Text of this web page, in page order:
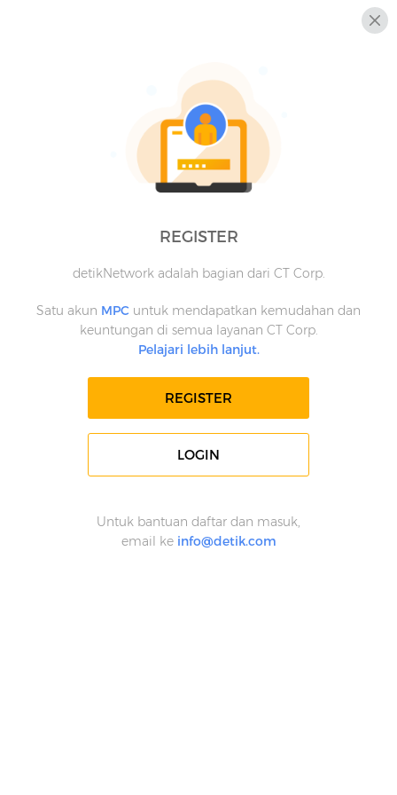
REGISTER
detikNetwork adalah bagian dari CT Corp.
Satu akun MPC untuk mendapatkan kemudahan dan
keuntungan di semua layanan CT Corp.
Pelajari lebih lanjut.
REGISTER
LOGIN
Untuk bantuan daftar dan masuk,
email ke info@detik.com